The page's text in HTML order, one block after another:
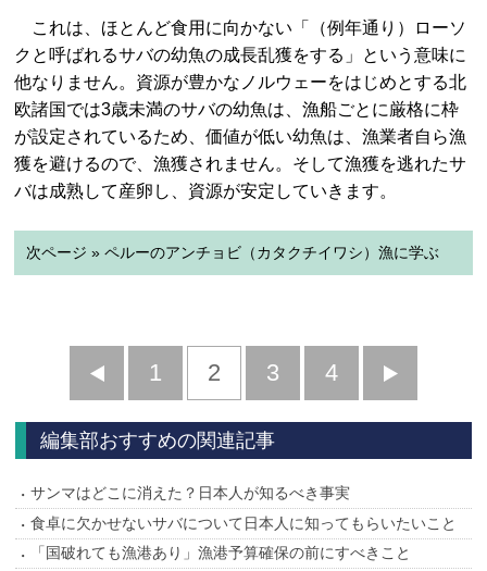
これは、ほとんど食用に向かない「（例年通り）ローソ
クと呼ばれるサバの幼魚の成長乱獲をする」という意味に
他なりません。資源が豊かなノルウェーをはじめとする北
欧諸国では3歳未満のサバの幼魚は、漁船ごとに厳格に枠
が設定されているため、価値が低い幼魚は、漁業者自ら漁
獲を避けるので、漁獲されません。そして漁獲を逃れたサ
バは成熟して産卵し、資源が安定していきます。
次ページ » ペルーのアンチョビ（カタクチイワシ）漁に学ぶ
前
へ
1 2 3 4
へ
編集部おすすめの関連記事
サンマはどこに消えた？日本人が知るべき事実
食卓に欠かせないサバについて日本人に知ってもらいたいこと
「国破れても漁港あり」漁港予算確保の前にすべきこと